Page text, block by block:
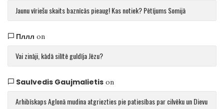
Jaunu vīriešu skaits baznīcās pieaug! Kas notiek? Pētījums Somijā
Пллл on
Vai zināji, kādā silītē guldīja Jēzu?
Saulvedis Gaujmalietison
Arhibīskaps Aglonā mudina atgriezties pie patiesības par cilvēku un Dievu